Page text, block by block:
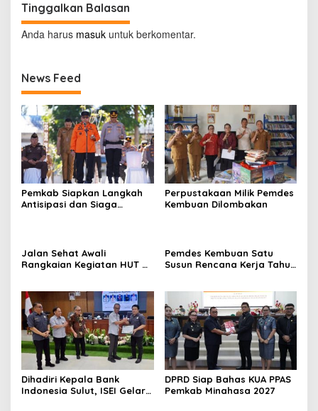
Tinggalkan Balasan
Anda harus masuk untuk berkomentar.
News Feed
Pemkab Siapkan Langkah
Antisipasi dan Siaga
Perpustakaan Milik Pemdes
Kembuan Dilombakan
Jalan Sehat Awali
Rangkaian Kegiatan HUT RI
Pemdes Kembuan Satu
Susun Rencana Kerja Tahun
Dihadiri Kepala Bank
Indonesia Sulut, ISEI Gelar
DPRD Siap Bahas KUA PPAS
Pemkab Minahasa 2027